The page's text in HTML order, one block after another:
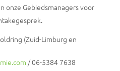
onze Gebiedsmanagers voor
(Zuid-Limburg en
/ 06-5384 7638